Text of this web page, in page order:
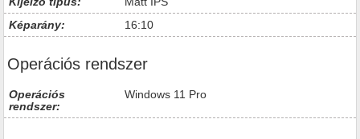
Képarány:
16:10
Operációs rendszer
Operációs
rendszer:
Windows 11 Pro